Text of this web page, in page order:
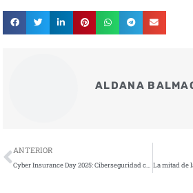
ALDANA
Ant
ANTERIOR
Cyber Insurance Day 2025: Ciberseguridad con retorno: impacto económico y gestión del riesgo